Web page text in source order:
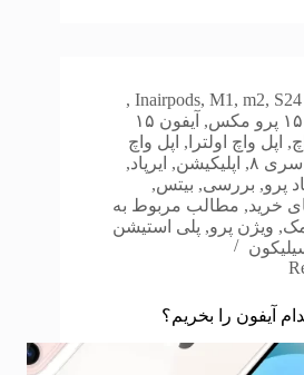
Inairpods, M1 , m2,
,
,
آیفون ۱۵
, اپل واچ اولترا , اپل واچ
سری ۸ , اپلیکیشن, ایرپاد,
پرو, بررسی, بیتس,
خرید, مطالب مربوط به
, ویژن پرو, پلی استیشن
آیفون را بخریم؟